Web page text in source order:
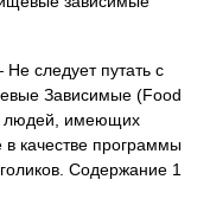
следует путать с
Зависимые (Food
людей, имеющих
качестве программы
Содержание 1